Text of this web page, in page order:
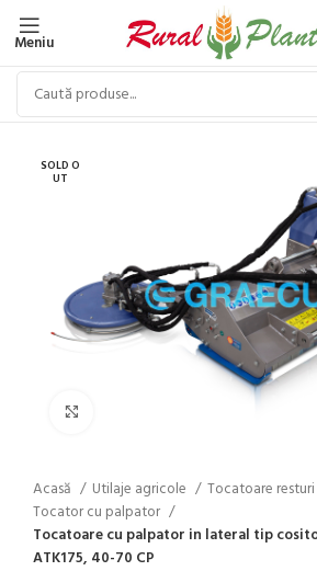
Meniu
SOLD O
UT
Acasă Utilaje agricole
Tocatoare
Tocator cu palpator
Tocatoare cu palpator in lateral tip
ATK175, 40-70 CP